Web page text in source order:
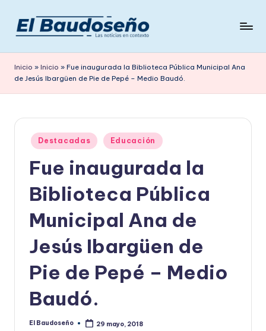
Saltar
contenido
e
ri
d
en
Inicio » Inicio » Fue inaugurada la Biblioteca Pública Municipal Ana
de Jesús Ibargüen de Pie de Pepé – Medio Baudó.
Publicado
en
Destacadas Educación
Fue inaugurada la
Biblioteca Pública
Municipal Ana de
Jesús Ibargüen de
Pie de Pepé – Medio
Baudó.
Publicado
El Baudoseño 29 mayo, 2018